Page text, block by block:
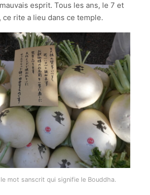
esprit. Tous les ans, le 7 et
ce rite a lieu dans ce temple.
mot sanscrit qui signifie le Bouddha.